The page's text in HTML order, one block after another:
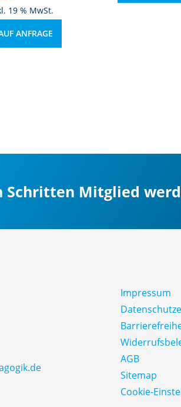
19 % MwSt.
ANFRAGE
Schritten Mitglied
Impressum
AGB
Sitemap
Cookie-